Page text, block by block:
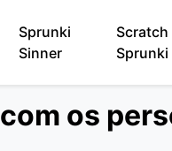
Sprunki
Sinner
Scratch
Sprunki
os